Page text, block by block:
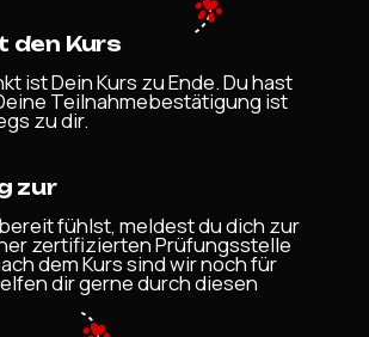
den Kurs
ist Dein Kurs zu Ende. Du hast
Teilnahmebestätigung ist
zu dir.
zur
fühlst, meldest du dich zur
zertifizierten Prüfungsstelle
dem Kurs sind wir noch für
dir gerne durch diesen